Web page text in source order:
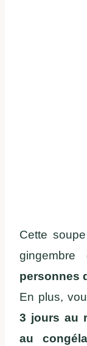
Cette
personnes
En plus,
3 jours au
au